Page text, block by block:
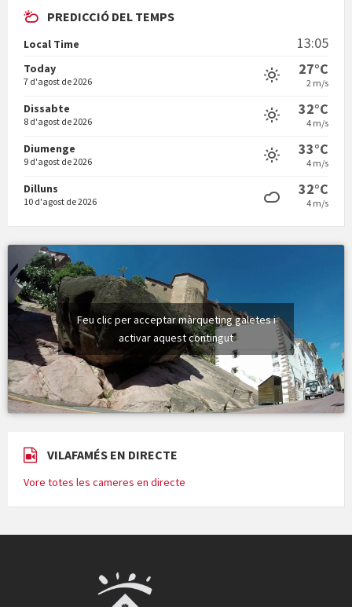
En Bum
Vermuts a la Font. Hit parit
PREDICCIÓ DEL TEMPS
Local Time 13:05
Today
7 d'agost de 2026
27°C
2 m/s
Dissabte
8 d'agost de 2026
32°C
4 m/s
Diumenge
9 d'agost de 2026
33°C
4 m/s
Dilluns
10 d'agost de 2026
32°C
4 m/s
Feu clic per acceptar màrqueting galetes i
activar aquest contingut
VILAFAMÉS EN DIRECTE
Vore totes les cameres en directe